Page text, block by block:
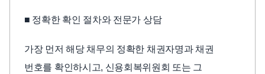
■ 정확한 확인 절차와 전문가 상담
가장 먼저 해당 채무의 정확한 채권자명과 채권
번호를 확인하시고, 신용회복위원회 또는 그